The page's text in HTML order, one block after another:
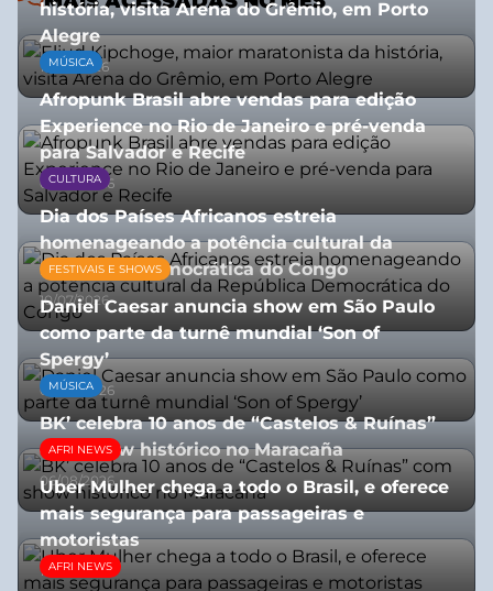
história, visita Arena do Grêmio, em Porto
Alegre
10/07/2026
MÚSICA
Afropunk Brasil abre vendas para edição
Experience no Rio de Janeiro e pré-venda
para Salvador e Recife
03/08/2026
CULTURA
Dia dos Países Africanos estreia
homenageando a potência cultural da
República Democrática do Congo
10/07/2026
FESTIVAIS E SHOWS
Daniel Caesar anuncia show em São Paulo
como parte da turnê mundial ‘Son of
Spergy’
05/08/2026
MÚSICA
BK’ celebra 10 anos de “Castelos & Ruínas”
com show histórico no Maracaña
06/08/2026
AFRI NEWS
Uber Mulher chega a todo o Brasil, e oferece
mais segurança para passageiras e
motoristas
10/07/2026
AFRI NEWS